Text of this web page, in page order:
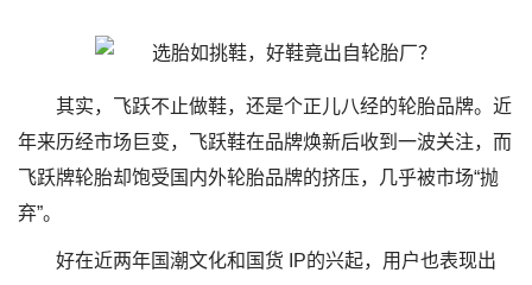
其实，飞跃不止做鞋，还是个正儿八经的轮胎品牌。近
年来历经市场巨变，飞跃鞋在品牌焕新后收到一波关注，而
飞跃牌轮胎却饱受国内外轮胎品牌的挤压，几乎被市场“抛
弃”。
好在近两年国潮文化和国货 IP的兴起，用户也表现出